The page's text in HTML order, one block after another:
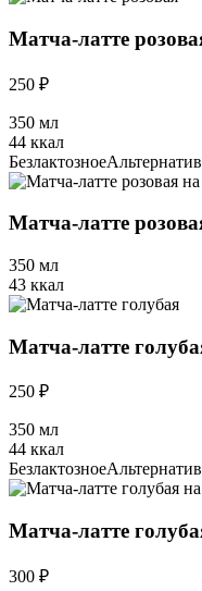
Матча-латте
250 ₽
350 мл
44 ккал
Безлактозное
Матча-латте
350 мл
43 ккал
Матча-латте
250 ₽
350 мл
44 ккал
Безлактозное
Матча-латте
300 ₽